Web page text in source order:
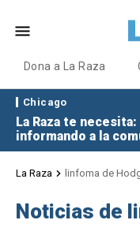
Dona a La Raza
Chicago
La Raza te
informando a la
La Raza linfoma de
Noticias de